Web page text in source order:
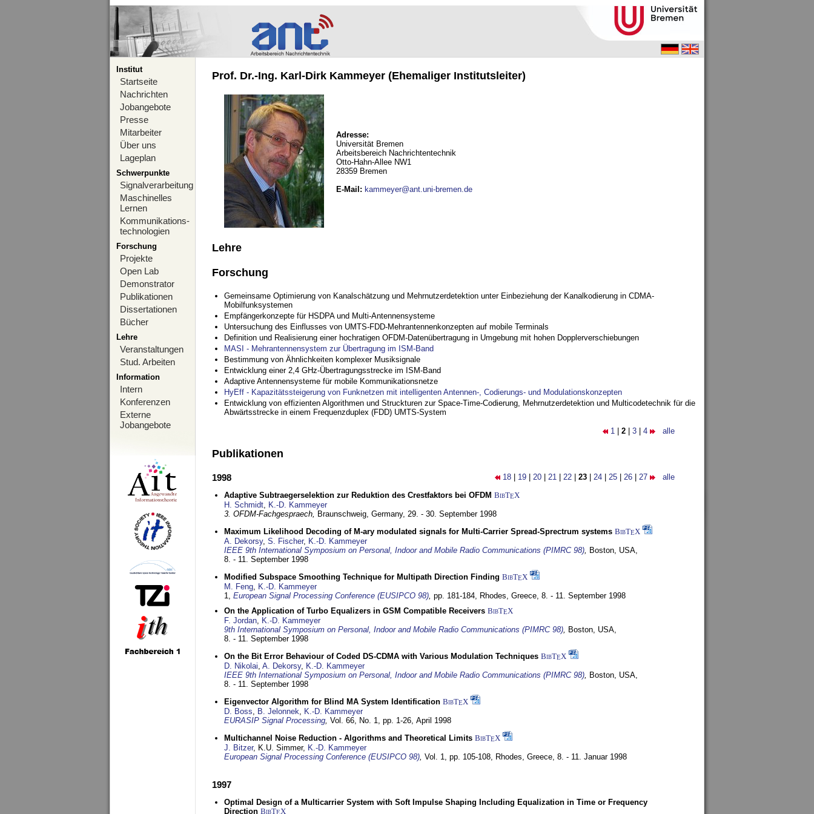
Institut
Startseite
Nachrichten
Jobangebote
Presse
Mitarbeiter
Über uns
Lageplan
Schwerpunkte
Signalverarbeitung
Maschinelles
Lernen
Kommunikations-
technologien
Forschung
Projekte
Open Lab
Demonstrator
Publikationen
Dissertationen
Bücher
Lehre
Veranstaltungen
Stud. Arbeiten
Information
Intern
Konferenzen
Externe
Jobangebote
Prof. Dr.-Ing. Karl-Dirk Kammeyer (Ehemaliger Institutsleiter)
Adresse:
Universität Bremen
Arbeitsbereich Nachrichtentechnik
Otto-Hahn-Allee NW1
28359 Bremen
E-Mail : kammeyer@ant.uni-bremen.de
Lehre
Forschung
Gemeinsame Optimierung von Kanalschätzung und Mehrnutzerdetektion unter Einbeziehung der Kanalkodierung in CDMA-
Mobilfunksystemen
Empfängerkonzepte für HSDPA und Multi-Antennensysteme
Untersuchung des Einflusses von UMTS-FDD-Mehrantennenkonzepten auf mobile Terminals
Definition und Realisierung einer hochratigen OFDM-Datenübertragung in Umgebung mit hohen Dopplerverschiebungen
MASI - Mehrantennensystem zur Übertragung im ISM-Band
Bestimmung von Ähnlichkeiten komplexer Musiksignale
Entwicklung einer 2,4 GHz-Übertragungsstrecke im ISM-Band
Adaptive Antennensysteme für mobile Kommunikationsnetze
HyEff - Kapazitätssteigerung von Funknetzen mit intelligenten Antennen-, Codierungs- und Modulationskonzepten
Entwicklung von effizienten Algorithmen und Struckturen zur Space-Time-Codierung, Mehrnutzerdetektion und Multicodetechnik für die
Abwärtsstrecke in einem Frequenzduplex (FDD) UMTS-System
1 2 3 4 alle
Publikationen
18 19 20 21 22 23 24 25 26 27 alle
1998
Adaptive Subtraegerselektion zur Reduktion des Crestfaktors bei OFDM BibTEX
H. Schmidt, K.-D. Kammeyer
3. OFDM-Fachgespraech, Braunschweig, Germany, 29. - 30. September 1998
Maximum Likelihood Decoding of M-ary modulated signals for Multi-Carrier Spread-Sprectrum systems BibTEX
A. Dekorsy, S. Fischer, K.-D. Kammeyer
IEEE 9th International Symposium on Personal, Indoor and Mobile Radio Communications (PIMRC 98), Boston, USA,
8. - 11. September 1998
Modified Subspace Smoothing Technique for Multipath Direction Finding BibTEX
M. Feng, K.-D. Kammeyer
1, European Signal Processing Conference (EUSIPCO 98), pp. 181-184, Rhodes, Greece, 8. - 11. September 1998
On the Application of Turbo Equalizers in GSM Compatible Receivers BibTEX
F. Jordan, K.-D. Kammeyer
9th International Symposium on Personal, Indoor and Mobile Radio Communications (PIMRC 98), Boston, USA,
8. - 11. September 1998
On the Bit Error Behaviour of Coded DS-CDMA with Various Modulation Techniques BibTEX
D. Nikolai, A. Dekorsy, K.-D. Kammeyer
IEEE 9th International Symposium on Personal, Indoor and Mobile Radio Communications (PIMRC 98), Boston, USA,
8. - 11. September 1998
Eigenvector Algorithm for Blind MA System Identification BibTEX
D. Boss, B. Jelonnek, K.-D. Kammeyer
EURASIP Signal Processing, Vol. 66, No. 1, pp. 1-26, April 1998
Multichannel Noise Reduction - Algorithms and Theoretical Limits BibTEX
J. Bitzer, K.U. Simmer, K.-D. Kammeyer
European Signal Processing Conference (EUSIPCO 98), Vol. 1, pp. 105-108, Rhodes, Greece, 8. - 11. Januar 1998
1997
Optimal Design of a Multicarrier System with Soft Impulse Shaping Including Equalization in Time or Frequency
Direction BibTEX